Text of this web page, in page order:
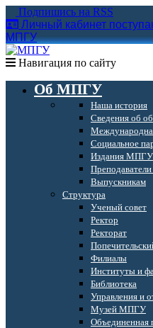
Подпишись на RSS
Личный кабинет
МПГУ
Навигация по сайту
Об МПГУ
Наша история
Сведения об
Социальное
Издания МПГУ
Выпускникам
Структура
Ученый совет
Ректор
Ректорат
Филиалы
Институты и
Библиотека
Управления и
Музей МПГУ
Объединенная